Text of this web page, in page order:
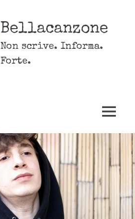
Bellacanzone
Non scrive. Informa.
Forte.
MENU